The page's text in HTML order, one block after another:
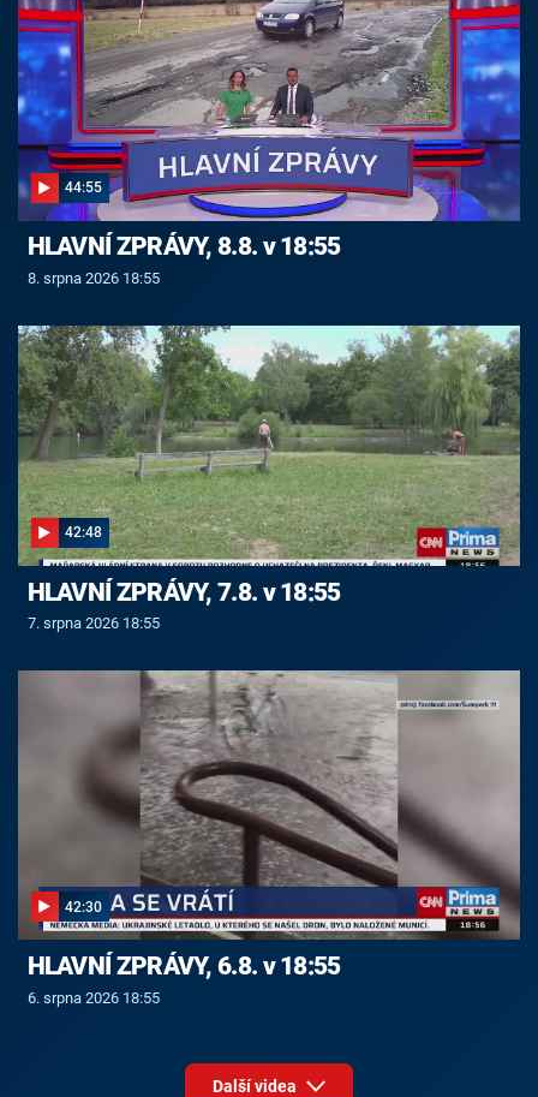
44:55
HLAVNÍ ZPRÁVY, 8.8. v 18:55
8. srpna 2026 18:55
42:48
HLAVNÍ ZPRÁVY, 7.8. v 18:55
7. srpna 2026 18:55
42:30
HLAVNÍ ZPRÁVY, 6.8. v 18:55
6. srpna 2026 18:55
Další videa